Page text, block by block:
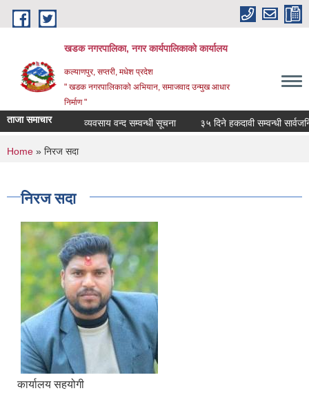
Skip to main content
खडक नगरपालिका, नगर कार्यपालिकाकाे कार्यालय
कल्याणपुर, सप्तरी, मधेश प्रदेश
" खडक नगरपालिकाको अभियान, समाजवाद उन्मुख आधार
निर्माण "
ताजा समाचार व्यवसाय वन्द सम्वन्धी सूचना ३५ दिने हकदावी सम्वन्धी
You are here
Home » निरज सदा
निरज सदा
कार्यालय सहयोगी